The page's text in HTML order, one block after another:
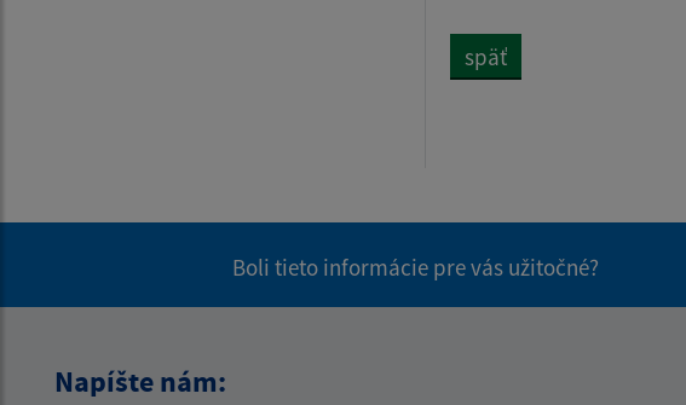
späť
Boli tieto informácie pre vás užitočné?
Napíšte nám: